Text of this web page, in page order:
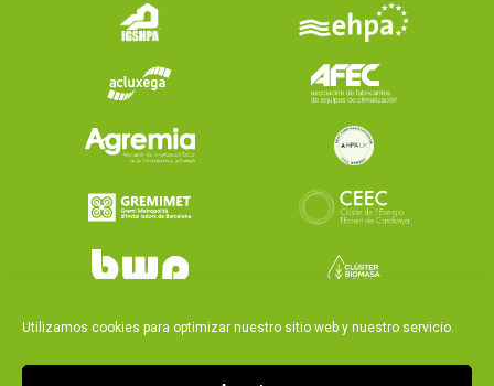
Utilizamos cookies para optimizar nuestro sitio web y nuestro servicio.